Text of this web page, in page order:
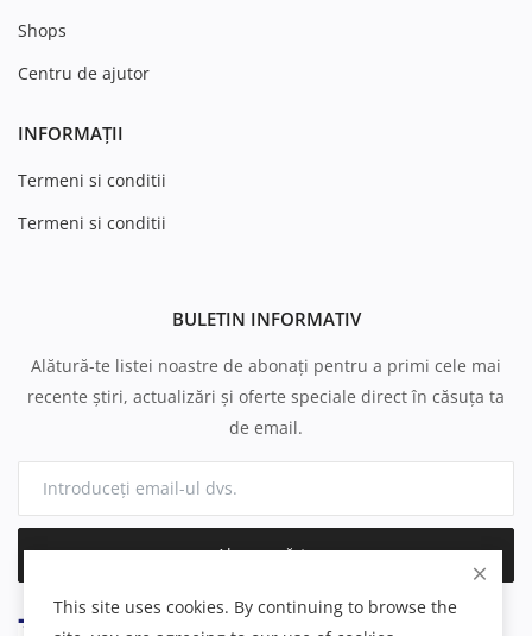
Shops
Centru de ajutor
INFORMAȚII
Termeni si conditii
Termeni si conditii
BULETIN INFORMATIV
Alătură-te listei noastre de abonați pentru a primi cele mai
recente știri, actualizări și oferte speciale direct în căsuța ta
de email.
Abonează-te
This site uses cookies. By continuing to browse the